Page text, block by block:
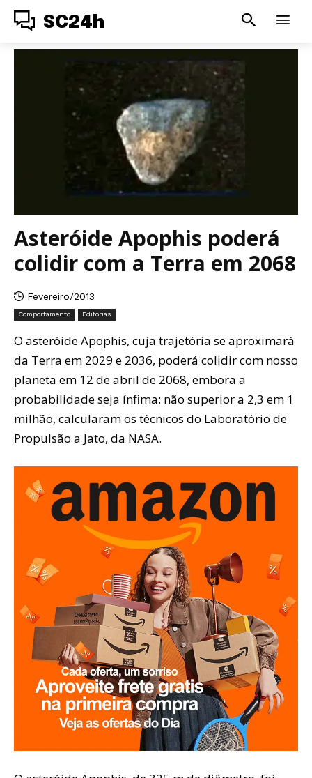
SC24h
Asteróide Apophis poderá
colidir com a Terra em 2068
Fevereiro/2013
Comportamento Editorias
O asteróide Apophis, cuja trajetória se aproximará
da Terra em 2029 e 2036, poderá colidir com nosso
planeta em 12 de abril de 2068, embora a
probabilidade seja ínfima: não superior a 2,3 em 1
milhão, calcularam os técnicos do Laboratório de
Propulsão a Jato, da NASA.